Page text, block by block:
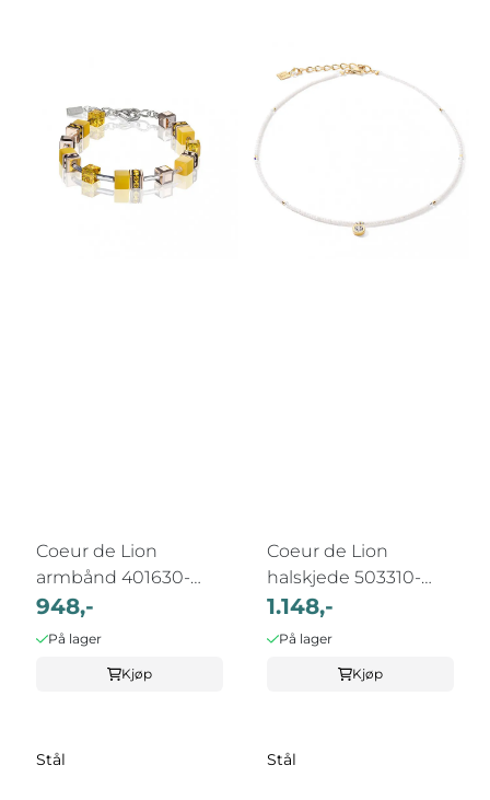
Coeur de Lion
armbånd 401630-
0100
948,-
På lager
Kjøp
Coeur de Lion
halskjede 503310-
1416
1.148,-
På lager
Kjøp
Stål Stål